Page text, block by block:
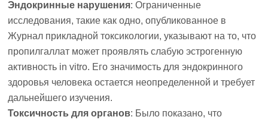
Эндокринные нарушения: Ограниченные
исследования, такие как одно, опубликованное в
Журнал прикладной токсикологии, указывают на то, что
пропилгаллат может проявлять слабую эстрогенную
активность in vitro. Его значимость для эндокринного
здоровья человека остается неопределенной и требует
дальнейшего изучения.
Токсичность для органов: Было показано, что